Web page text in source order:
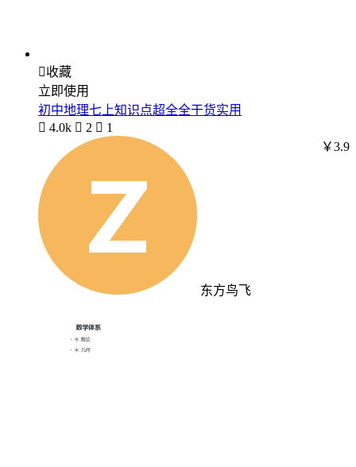
收藏
立即使用
初中地理七上知识点超全全干货实用
 4.0k  2  1
东方鸟飞
￥3.9